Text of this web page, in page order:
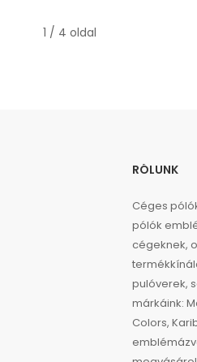
1 / 4 oldal
RÓLUNK
Céges
pólók
cégeknek,
pulóverek,
márkáink:
Colors,